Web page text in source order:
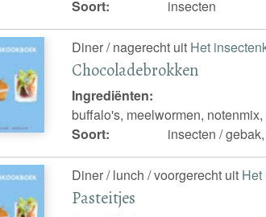
Soort:
insecten
Diner / nagerecht uit Het
Chocoladebrokken
Ingrediënten:
buffalo's, meelwormen,
Soort:
insecten /
Diner / lunch / voorgerecht uit
Pasteitjes